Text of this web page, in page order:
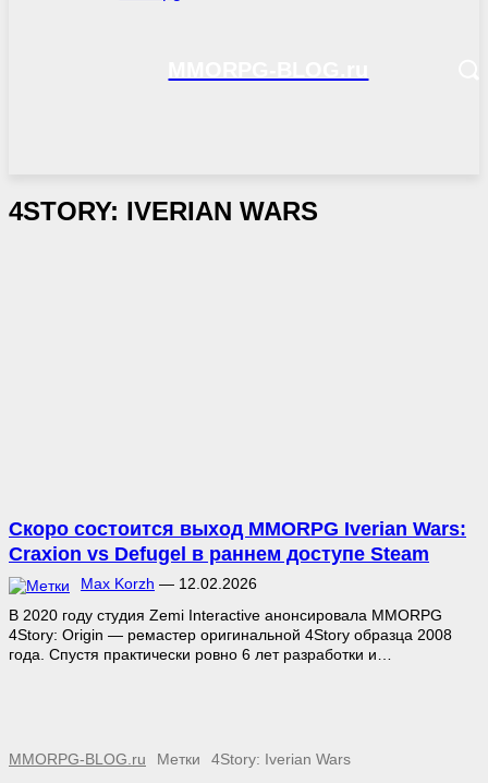
4STORY: IVERIAN WARS
Скоро состоится выход MMORPG Iverian Wars:
Craxion vs Defugel в раннем доступе Steam
Max Korzh — 12.02.2026
В 2020 году студия Zemi Interactive анонсировала MMORPG
4Story: Origin — ремастер оригинальной 4Story образца 2008
года. Спустя практически ровно 6 лет разработки и…
MMORPG-BLOG.ru Метки 4Story: Iverian Wars